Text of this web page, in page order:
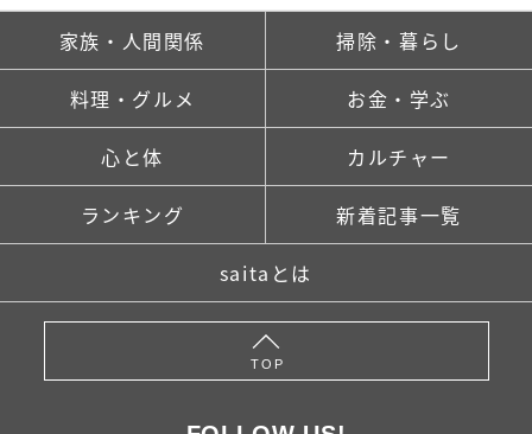
家族・人間関係 掃除・暮らし
料理・グルメ お金・学ぶ
心と体 カルチャー
ランキング 新着記事一覧
saitaとは
TOP